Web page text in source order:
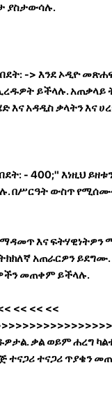
ያስታውሳሉ.
-> እንደ ኦዲዮ
ይችላሉ.
እና አዳዲስ ቃላትን እና
- 400;" እነዚህ
በሥርዓት ውስጥ
እና ፍትሃዊነትዎን
አጠራርዎን
መጠቀም ይችላሉ.
<< << <<
ቃል ወይም ሐረግ
ተናጋሪ ተናጋሪ ጥያቄን